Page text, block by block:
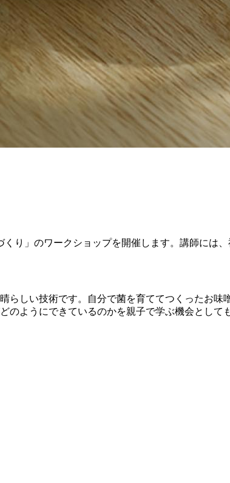
り」のワークショップを開催します。講師には
しい技術です。自分で菌を育ててつくったお味
ようにできているのかを親子で学ぶ機会として